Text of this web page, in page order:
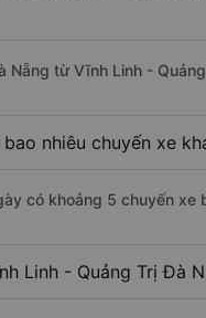
Nẵng từ Vĩnh Linh -
nhiêu chuyến xe
có khoảng 5 chuyến
Linh - Quảng Trị Đà